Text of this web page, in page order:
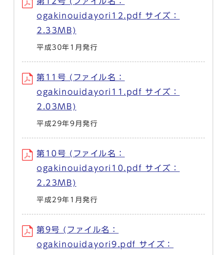
ogakinouidayori12.pdf サイズ：
2.33MB)
平成30年1月発行
第11号 (ファイル名：
ogakinouidayori11.pdf サイズ：
2.03MB)
平成29年9月発行
第10号 (ファイル名：
ogakinouidayori10.pdf サイズ：
2.23MB)
平成29年1月発行
第9号 (ファイル名：
ogakinouidayori9.pdf サイズ：